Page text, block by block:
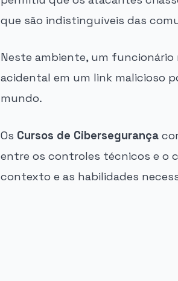
que são indistinguíveis das
Neste ambiente, um
acidental em um link malicioso
mundo.
Os Cursos de Cibersegurança
entre os controles técnicos e o
contexto e as habilidades